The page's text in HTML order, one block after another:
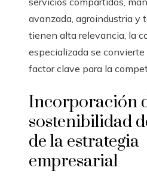
avanzada, agroindustria y
tienen alta relevancia, la
especializada se convierte
factor clave para la
Incorporación
sostenibilidad
de la estrategia
empresarial